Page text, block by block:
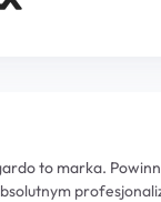
to marka.